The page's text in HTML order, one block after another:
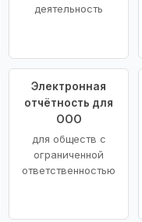
деятельность
Электронная
отчётность для
ООО
для обществ с
ограниченной
ответственностью